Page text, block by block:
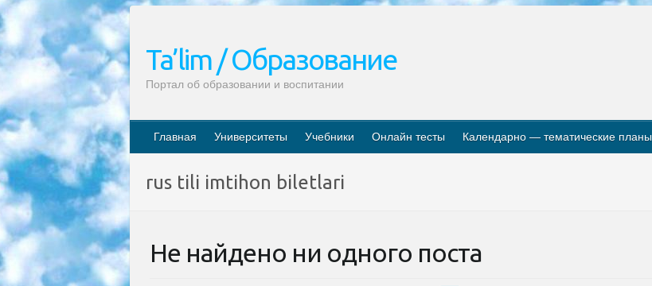
Ta’lim / Образование
Портал об образовании и воспитании
Главная Университеты Учебники Онлайн тесты Календарно — тематические планы
rus tili imtihon biletlari
Не найдено ни одного поста